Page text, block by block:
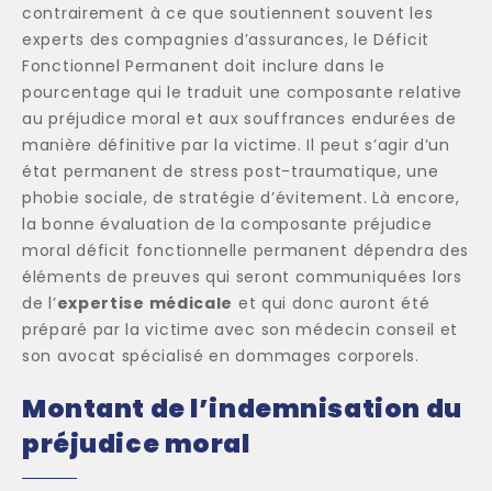
contrairement à ce que soutiennent souvent les
experts des compagnies d’assurances, le Déficit
Fonctionnel Permanent doit inclure dans le
pourcentage qui le traduit une composante relative
au préjudice moral et aux souffrances endurées de
manière définitive par la victime. Il peut s’agir d’un
état permanent de stress post-traumatique, une
phobie sociale, de stratégie d’évitement. Là encore,
la bonne évaluation de la composante préjudice
moral déficit fonctionnelle permanent dépendra des
éléments de preuves qui seront communiquées lors
de l’expertise médicale et qui donc auront été
préparé par la victime avec son médecin conseil et
son avocat spécialisé en dommages corporels.
Montant de l’indemnisation du
préjudice moral